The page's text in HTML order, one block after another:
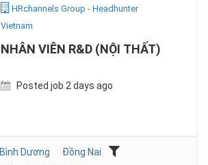
HRchannels Group - Headhunter
Vietnam
NHÂN VIÊN R&D (NỘI THẤT)
Posted job 2 days ago
Bình Dương
Đồng Nai